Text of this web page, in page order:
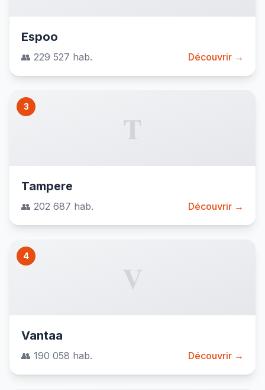
Espoo
👥 229 527 hab. Découvrir →
3
T
Tampere
👥 202 687 hab. Découvrir →
4
V
Vantaa
👥 190 058 hab. Découvrir →